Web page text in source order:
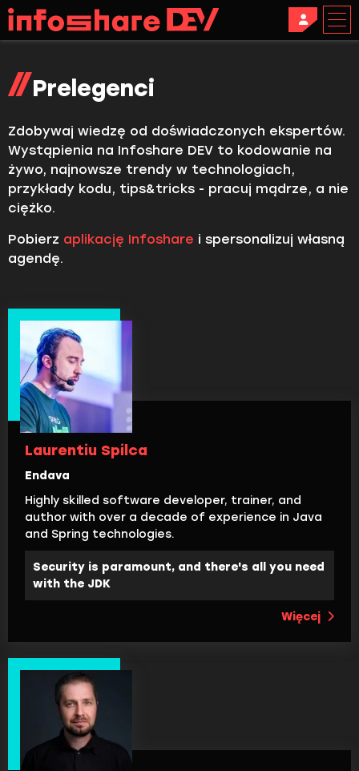
Prelegenci
Zdobywaj wiedzę od doświadczonych ekspertów.
Wystąpienia na Infoshare DEV to kodowanie na
żywo, najnowsze trendy w technologiach,
przykłady kodu, tips&tricks - pracuj mądrze, a nie
ciężko.
Pobierz aplikację Infoshare i spersonalizuj własną
agendę.
Laurentiu Spilca
Endava
Highly skilled software developer, trainer, and
author with over a decade of experience in Java
and Spring technologies.
Security is paramount, and there's all you need
with the JDK
Więcej